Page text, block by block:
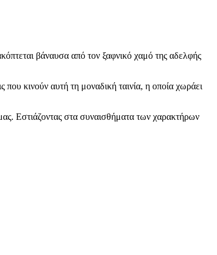
βάναυσα από τον ξαφνικό χαμό της αδελφής
που κινούν αυτή τη μοναδική ταινία, η οποία χωράει
Εστιάζοντας στα συναισθήματα των χαρακτήρων